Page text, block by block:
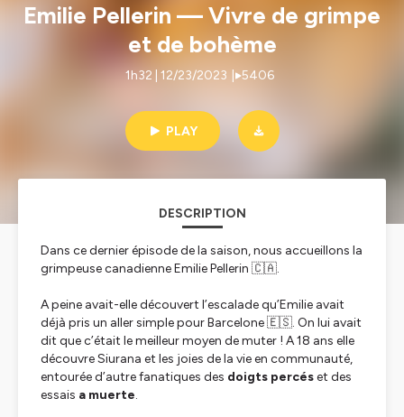
Emilie Pellerin — Vivre de grimpe
et de bohème
1h32 | 12/23/2023 5406
PLAY
DESCRIPTION
Dans ce dernier épisode de la saison, nous accueillons la
grimpeuse canadienne Emilie Pellerin 🇨🇦.
A peine avait-elle découvert l’escalade qu’Emilie avait
déjà pris un aller simple pour Barcelone 🇪🇸. On lui avait
dit que c’était le meilleur moyen de muter ! A 18 ans elle
découvre Siurana et les joies de la vie en communauté,
entourée d’autre fanatiques des doigts percéset des
essais a muerte.